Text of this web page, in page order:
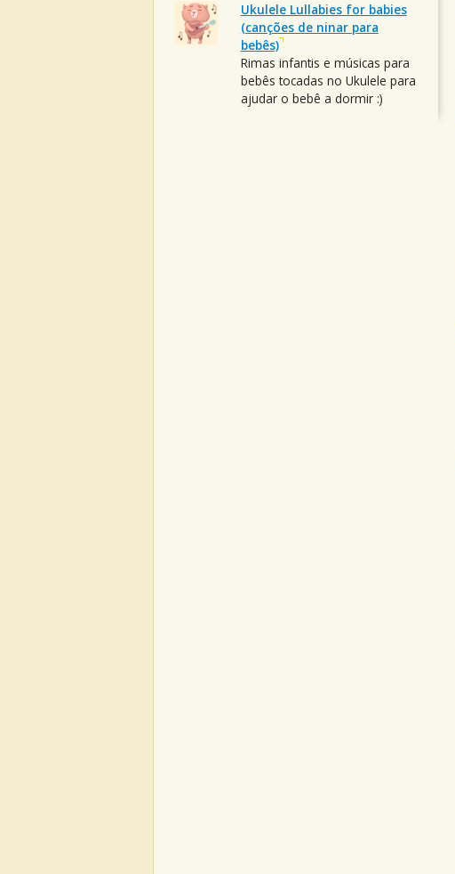
Ukulele Lullabies for babies
(canções de ninar para
bebês)
Rimas infantis e músicas para
bebês tocadas no Ukulele para
ajudar o bebê a dormir :)